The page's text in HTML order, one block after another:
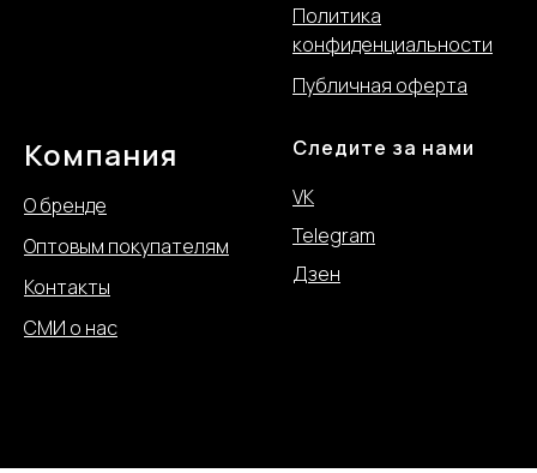
Политика
конфиденциальности
Публичная оферта
Компания
О бренде
Оптовым покупателям
Контакты
СМИ о нас
Следите за нами
VK
Telegram
Дзен